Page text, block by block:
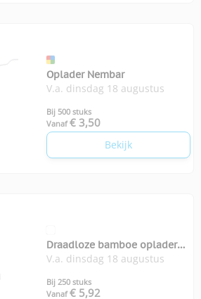
Oplader Nembar
V.a. dinsdag 18 augustus
Bij 500 stuks
Vanaf € 3,50
Bekijk
Draadloze bamboe oplader
Noopy
V.a. dinsdag 18 augustus
Bij 250 stuks
Vanaf € 5,92